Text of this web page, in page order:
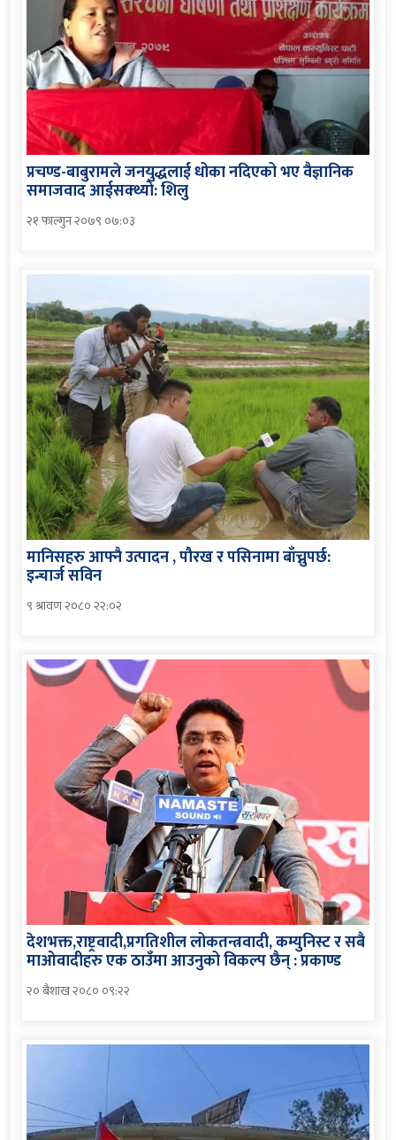
प्रचण्ड-बाबुरामले जनयुद्धलाई धोका नदिएको भए वैज्ञानिक
समाजवाद आईसक्थ्यो: शिलु
२१ फाल्गुन २०७९ ०७:०३
मानिसहरु आफ्नै उत्पादन , पौरख र पसिनामा बाँच्नुपर्छ:
इन्चार्ज सविन
९ श्रावण २०८० २२:०२
देशभक्त,राष्ट्रवादी,प्रगतिशील लोकतन्त्रवादी, कम्युनिस्ट र सबै
माओवादीहरु एक ठाउँमा आउनुको विकल्प छैन् : प्रकाण्ड
२० बैशाख २०८० ०९:२२